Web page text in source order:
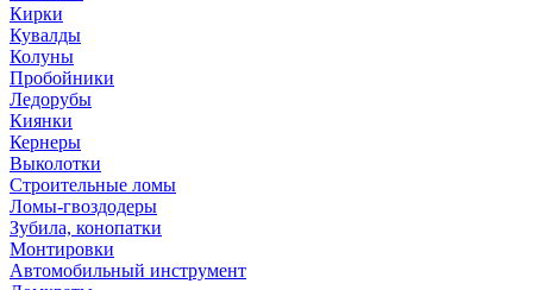
Кирки
Кувалды
Колуны
Пробойники
Ледорубы
Киянки
Кернеры
Выколотки
Строительные ломы
Ломы-гвоздодеры
Зубила, конопатки
Монтировки
Автомобильный инструмент